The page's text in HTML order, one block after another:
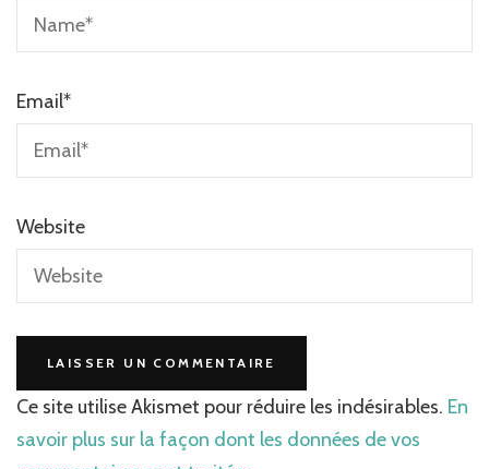
Email*
Website
Ce site utilise Akismet pour réduire les indésirables. En
savoir plus sur la façon dont les données de vos